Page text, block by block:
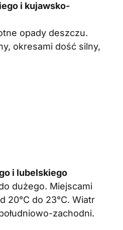
i kujawsko-
opady deszczu.
okresami dość silny,
i lubelskiego
dużego. Miejscami
20°C do 23°C. Wiatr
zachodni.